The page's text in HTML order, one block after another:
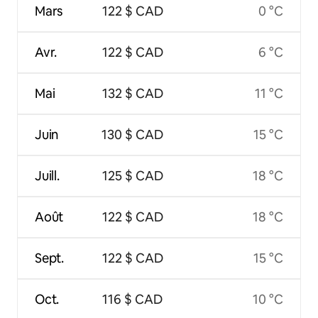
Mars
Avr.
Mai
Juin
Juill.
Août
Sept.
Oct.
122 $ CAD
122 $ CAD
132 $ CAD
130 $ CAD
125 $ CAD
122 $ CAD
122 $ CAD
116 $ CAD
0 °C
6 °C
11 °C
15 °C
18 °C
18 °C
15 °C
10 °C